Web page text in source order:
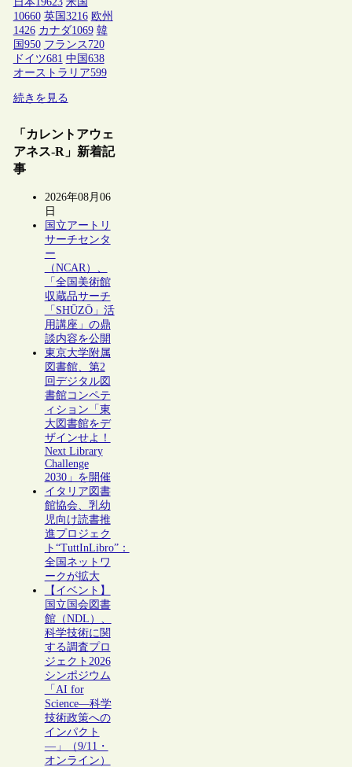
10660 英国 3216 欧州
1426 カナダ1069 韓
国 950 フランス 720
ドイツ681 中国 638
オーストラリア599
続きを見る
「カレントアウェ
アネス-R」新着記
事
2026年08月06
日
国立アートリ
サーチセンタ
ー
（NCAR）、
「全国美術館
収蔵品サーチ
「SHŪZŌ」活
用講座」の鼎
談内容を公開
東京大学附属
図書館、第2
回デジタル図
書館コンペテ
ィション「東
大図書館をデ
ザインせよ！
Next Library
Challenge
2030」を開催
イタリア図書
館協会、乳幼
児向け読書推
進プロジェク
ト“TuttInLibro”：
全国ネットワ
ークが拡大
【イベント】
国立国会図書
館（NDL）、
科学技術に関
する調査プロ
ジェクト2026
シンポジウム
「AI for
Science―科学
技術政策への
インパクト
―」（9/11・
オンライン）